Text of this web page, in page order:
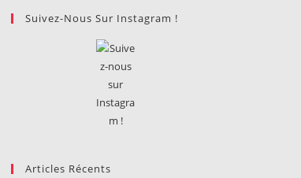
Suivez-Nous Sur Instagram !
Articles Récents